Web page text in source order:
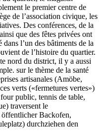
le premier centre de
de l’association civique, les
Des conférences, de la
que des fêtes privées ont
l’un des bâtiments de la
de l’histoire du quartier.
nord du district, il y a aussi
sur le thème de la santé
artisanales (Amöbe,
verts («fermetures vertes»)
public, tennis de table,
traversent le
Backofen,
durchziehen den